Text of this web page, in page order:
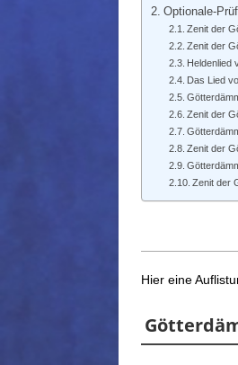
Optionale-
Zenit der
Zenit der
Heldenlied
Das Lied
Zenit der
Zenit der
Zenit der
Hier eine